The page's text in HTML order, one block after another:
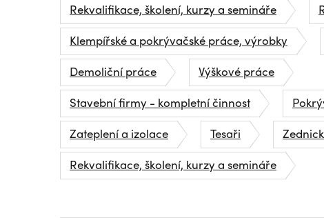
Rekvalifikace, školení, kurzy a semináře
Klempířské a pokrývačské práce, výrobky
Demoliční práce
Výškové práce
Stavební firmy - kompletní činnost
Zateplení a izolace
Tesaři
Rekvalifikace, školení, kurzy a semináře